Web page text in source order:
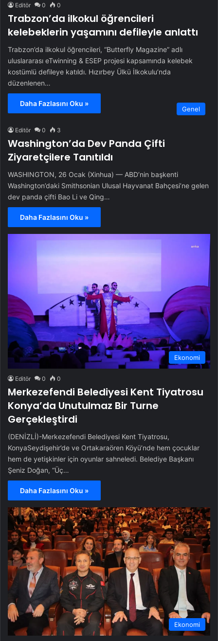
Editör 0 0
Trabzon’da ilkokul öğrencileri
kelebeklerin yaşamını defileyle anlattı
Trabzon’da ilkokul öğrencileri, “Butterfly Magazine” adlı
uluslararası eTwinning & ESEP projesi kapsamında kelebek
kostümlü defileye katıldı. Hızırbey Ülkü İlkokulu’nda
düzenlenen…
Daha Fazlasını Oku »
Genel
Editör 0 3
Washington’da Dev Panda Çifti
Ziyaretçilere Tanıtıldı
WASHINGTON, 26 Ocak (Xinhua) — ABD’nin başkenti
Washington’daki Smithsonian Ulusal Hayvanat Bahçesi’ne gelen
dev panda çifti Bao Li ve Qing…
Daha Fazlasını Oku »
Ekonomi
Editör 0 0
Merkezefendi Belediyesi Kent Tiyatrosu
Konya’da Unutulmaz Bir Turne
Gerçekleştirdi
(DENİZLİ)-Merkezefendi Belediyesi Kent Tiyatrosu,
KonyaSeydişehir’de ve Ortakaraören Köyü’nde hem çocuklar
hem de yetişkinler için oyunlar sahneledi. Belediye Başkanı
Şeniz Doğan, “Üç…
Daha Fazlasını Oku »
Ekonomi